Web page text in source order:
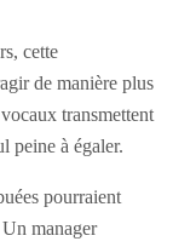
cette
de manière plus
transmettent
peine à égaler.
pourraient
manager